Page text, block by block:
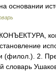
основании
(филол.). 2.
словарь